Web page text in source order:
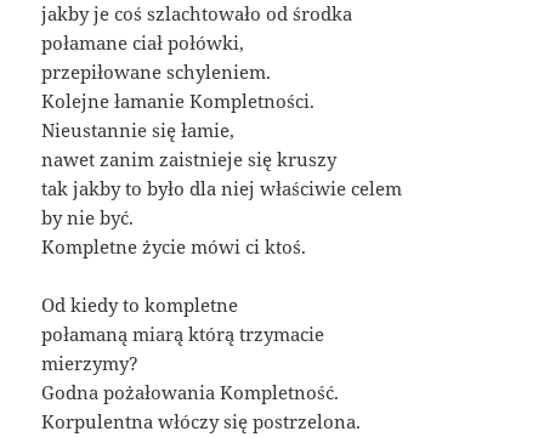
jakby je coś szlachtowało od środka
połamane ciał połówki,
przepiłowane schyleniem.
Kolejne łamanie Kompletności.
Nieustannie się łamie,
nawet zanim zaistnieje się kruszy
tak jakby to było dla niej właściwie celem
by nie być.
Kompletne życie mówi ci ktoś.
Od kiedy to kompletne
połamaną miarą którą trzymacie
mierzymy?
Godna pożałowania Kompletność.
Korpulentna włóczy się postrzelona.